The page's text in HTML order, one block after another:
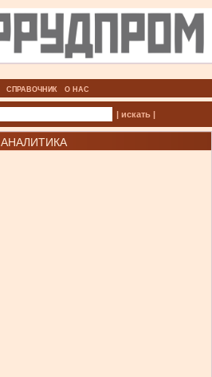
СПРАВОЧНИК О НАС
| искать |
АНАЛИТИКА